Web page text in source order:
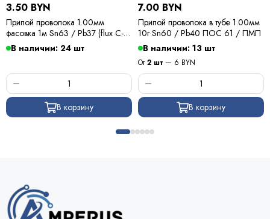
3.50 BYN
Припой проволока 1.00мм
фасовка 1м Sn63 / Pb37 (flux C-6)
ПОС 63 / Kewei
В наличии: 24 шт
В корзину
7.00 BYN
Припой проволока в тубе 1.00мм
10г Sn60 / Pb40 ПОС 61 / ПМП
В наличии: 13 шт
От2 шт — 6 BYN
В корзину